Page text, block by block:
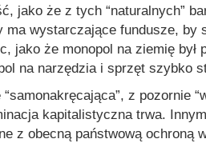
jako że z tych “naturalnych”
ma wystarczające fundusze, by
jako że monopol na ziemię był
na narzędzia i sprzęt szybko
z pozornie
kapitalistyczna trwa.
z obecną państwową